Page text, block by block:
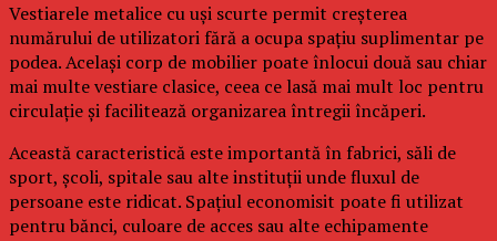
Vestiarele metalice cu uși scurte permit creșterea
numărului de utilizatori fără a ocupa spațiu suplimentar pe
podea. Același corp de mobilier poate înlocui două sau chiar
mai multe vestiare clasice, ceea ce lasă mai mult loc pentru
circulație și facilitează organizarea întregii încăperi.
Această caracteristică este importantă în fabrici, săli de
sport, școli, spitale sau alte instituții unde fluxul de
persoane este ridicat. Spațiul economisit poate fi utilizat
pentru bănci, culoare de acces sau alte echipamente